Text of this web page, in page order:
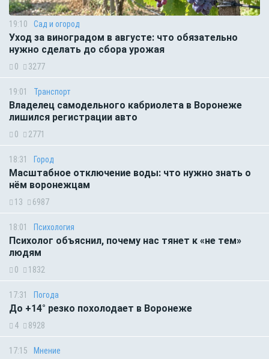
19:10 Сад и огород
Уход за виноградом в августе: что обязательно
нужно сделать до сбора урожая
0 3277
19:01 Транспорт
Владелец самодельного кабриолета в Воронеже
лишился регистрации авто
0 2771
18:31 Город
Масштабное отключение воды: что нужно знать о
нём воронежцам
13 6987
18:01 Психология
Психолог объяснил, почему нас тянет к «не тем»
людям
0 1832
17:31 Погода
До +14° резко похолодает в Воронеже
4 8928
17:15 Мнение